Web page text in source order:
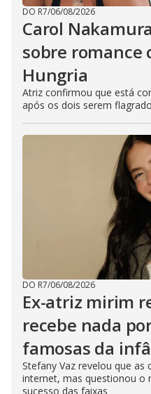
DO R7/06/08/2026
Carol
sobre romance
Hungria
Atriz confirmou que está
após os dois serem
DO R7/06/08/2026
Ex-atriz mirim
recebe nada
famosas da
Stefany Vaz revelou que as
internet, mas questionou o
sucesso das faixas